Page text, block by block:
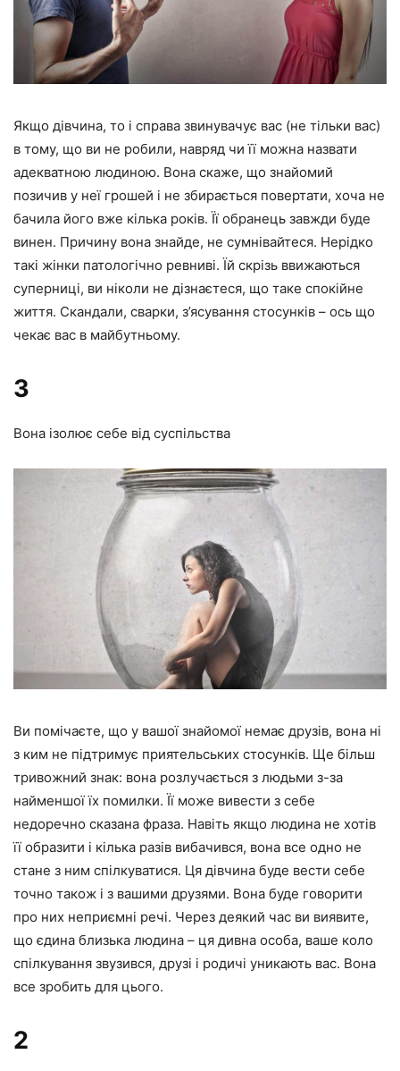
Якщо дівчина, то і справа звинувачує вас (не тільки вас)
в тому, що ви не робили, навряд чи її можна назвати
адекватною людиною. Вона скаже, що знайомий
позичив у неї грошей і не збирається повертати, хоча не
бачила його вже кілька років. Її обранець завжди буде
винен. Причину вона знайде, не сумнівайтеся. Нерідко
такі жінки патологічно ревниві. Їй скрізь ввижаються
суперниці, ви ніколи не дізнаєтеся, що таке спокійне
життя. Скандали, сварки, з’ясування стосунків – ось що
чекає вас в майбутньому.
3
Вона ізолює себе від суспільства
Ви помічаєте, що у вашої знайомої немає друзів, вона ні
з ким не підтримує приятельських стосунків. Ще більш
тривожний знак: вона розлучається з людьми з-за
найменшої їх помилки. Її може вивести з себе
недоречно сказана фраза. Навіть якщо людина не хотів
її образити і кілька разів вибачився, вона все одно не
стане з ним спілкуватися. Ця дівчина буде вести себе
точно також і з вашими друзями. Вона буде говорити
про них неприємні речі. Через деякий час ви виявите,
що єдина близька людина – ця дивна особа, ваше коло
спілкування звузився, друзі і родичі уникають вас. Вона
все зробить для цього.
2